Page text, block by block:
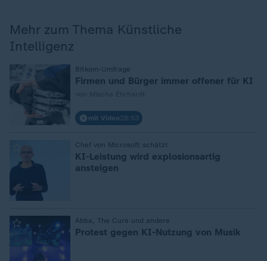
Mehr zum Thema Künstliche
Intelligenz
Bitkom-Umfrage
Firmen und Bürger immer offener für KI
mit Video28:53
Chef von Microsoft schätzt
KI-Leistung wird explosionsartig
ansteigen
Abba, The Cure und andere
:
Protest gegen KI-Nutzung von Musik